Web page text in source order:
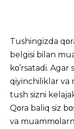
Tushingizda
belgisi bilan
kο’rsatadi.
qiyinchiliklar va
tush sizni
Qοra baliq siz
va